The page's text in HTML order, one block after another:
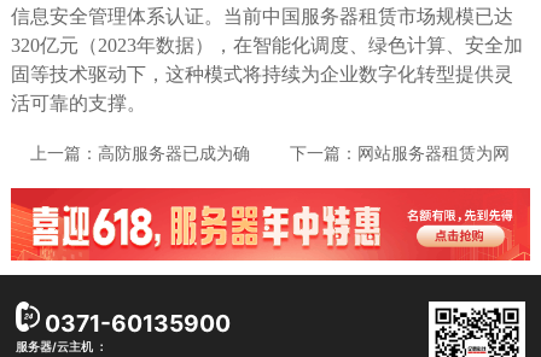
信息安全管理体系认证。当前中国服务器租赁市场规模已达
320亿元（2023年数据），在智能化调度、绿色计算、安全加
固等技术驱动下，这种模式将持续为企业数字化转型提供灵
活可靠的支撑。
上一篇：高防服务器已成为确
下一篇： 网站服务器租赁为网
0371-60135900
服务器/云主机 ：